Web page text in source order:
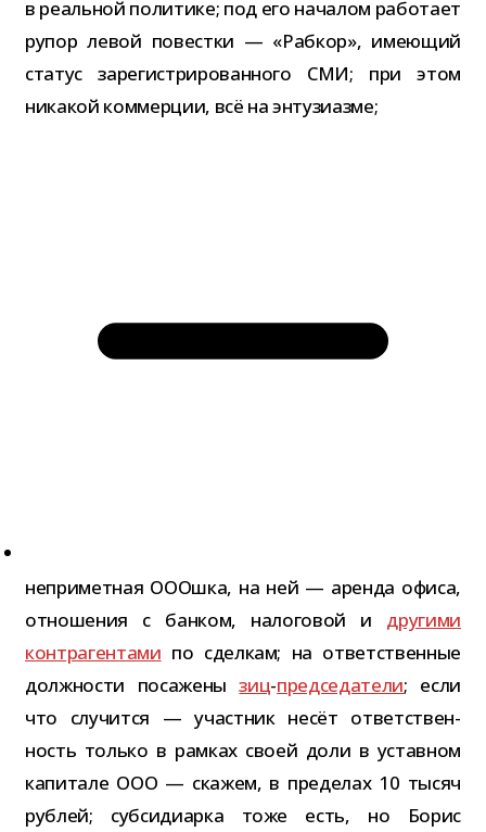
в реаль­ной поли­тике; под его нача­лом рабо­тает
рупор левой повестки — «Рабкор», име­ю­щий
ста­тус заре­ги­стри­ро­ван­ного СМИ; при этом
ника­кой ком­мер­ции, всё на энтузиазме;
непри­мет­ная ОООшка, на ней — аренда офиса,
отно­ше­ния с бан­ком, нало­го­вой и дру­гими
контр­аген­тами по сдел­кам; на ответ­ствен­ные
долж­но­сти поса­женызиц-пред­се­да­тели; если
что слу­чится — участ­ник несёт ответ­ствен­
ность только в рам­ках своей доли в устав­ном
капи­тале ООО — ска­жем, в пре­де­лах 10 тысяч
руб­лей; суб­си­диарка тоже есть, но Борис